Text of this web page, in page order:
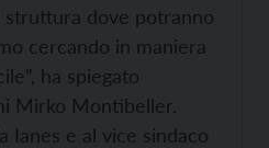
dove potranno
cercando in maniera
ha spiegato
Mirko Montibeller.
Ianes e al vice sindaco